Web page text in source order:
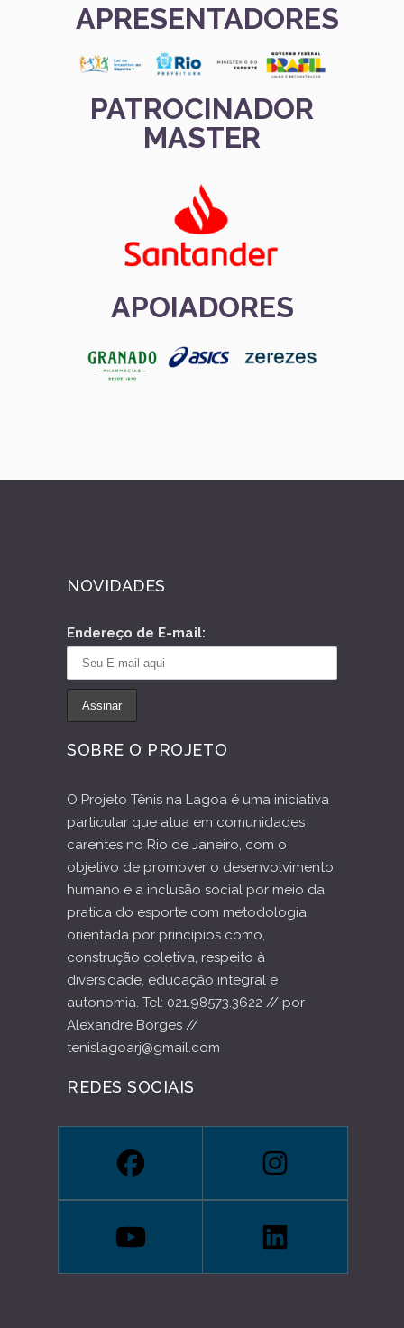
APRESENTADORES
PATROCINADOR
MASTER
APOIADORES
NOVIDADES
Endereço de E-mail:
SOBRE O PROJETO
O Projeto Tênis na Lagoa é uma iniciativa
particular que atua em comunidades
carentes no Rio de Janeiro, com o
objetivo de promover o desenvolvimento
humano e a inclusão social por meio da
pratica do esporte com metodologia
orientada por princípios como,
construção coletiva, respeito à
diversidade, educação integral e
autonomia. Tel: 021.98573.3622 // por
Alexandre Borges //
tenislagoarj@gmail.com
REDES SOCIAIS